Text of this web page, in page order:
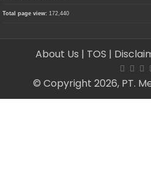
Total page view:172,440
About Us | TOS |
© Copyright 2026, PT.